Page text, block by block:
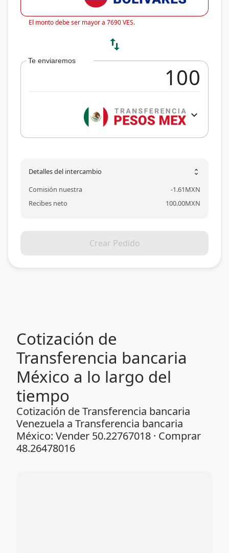
El monto debe ser mayor a 7690 VES.
swap_vert
Te enviaremos
expand_more
Detalles del intercambio unfold_more
Comisión nuestra -1.61MXN
Recibes neto
100.00MXN
Crear Pedido
Cotización de
Transferencia bancaria
México a lo largo del
tiempo
Cotización de Transferencia bancaria
Venezuela a Transferencia bancaria
México: Vender 50.22767018 · Comprar
48.26478016